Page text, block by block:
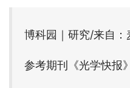
博科园｜研究/来自：
参考期刊《光学快报》